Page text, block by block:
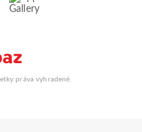
práva vyhradené.